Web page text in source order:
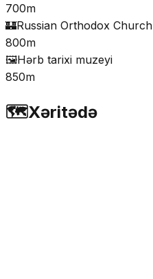
700m
🏰Russian Orthodox Church
800m
🖼️Hərb tarixi muzeyi
850m
🗺️Xəritədə